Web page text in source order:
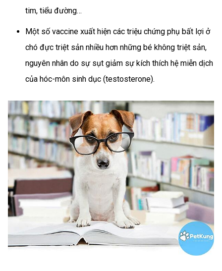
tim, tiểu đường…
Một số vaccine xuất hiện các triệu chứng phụ bất lợi ở
chó đực triệt sản nhiều hơn những bé không triệt sản,
nguyên nhân do sự sụt giảm sự kích thích hệ miễn dịch
của hóc-môn sinh dục (testosterone).